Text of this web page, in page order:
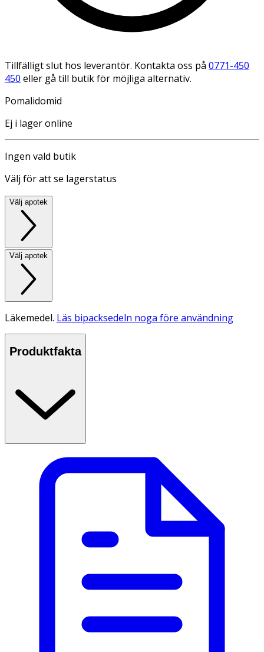
Tillfälligt slut hos leverantör. Kontakta oss på 0771-450
450 eller gå till butik för möjliga alternativ.
Pomalidomid
Ej i lager online
Ingen vald butik
Välj för att se lagerstatus
Välj apotek
Välj apotek
Läkemedel. Läs bipacksedeln noga före användning
Produktfakta